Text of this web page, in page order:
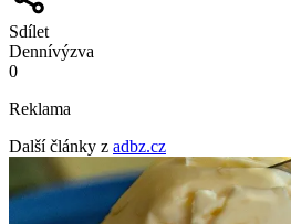
Sdílet
Dennívýzva
0
Reklama
Další články z adbz.cz